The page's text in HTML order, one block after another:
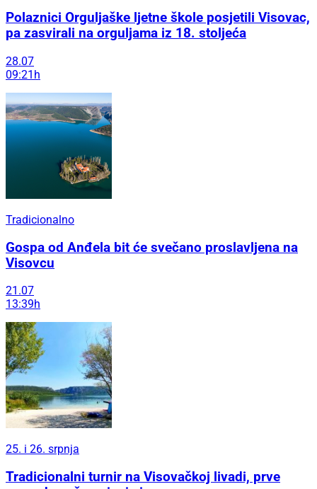
Polaznici Orguljaške ljetne škole posjetili Visovac,
pa zasvirali na orguljama iz 18. stoljeća
28.07
09:21h
Tradicionalno
Gospa od Anđela bit će svečano proslavljena na
Visovcu
21.07
13:39h
25. i 26. srpnja
Tradicionalni turnir na Visovačkoj livadi, prve